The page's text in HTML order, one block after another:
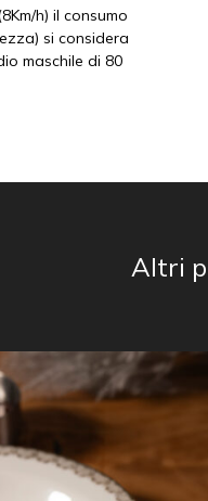
h) il consumo
si considera
maschile di 80
Altri